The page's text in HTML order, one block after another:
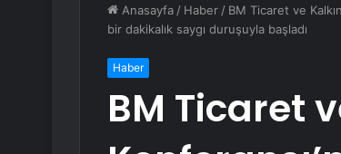
Anasayfa / Haber / BM Ticaret ve
bir dakikalık saygı duruşuyla başladı
Haber
BM Ticaret